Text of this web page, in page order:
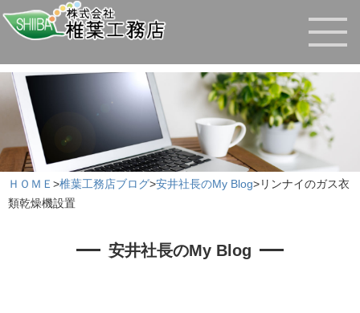
ＨＯＭＥ >椎葉工務店ブログ>安井社長のMy Blog>リンナイのガス衣
類乾燥機設置
安井社長のMy Blog